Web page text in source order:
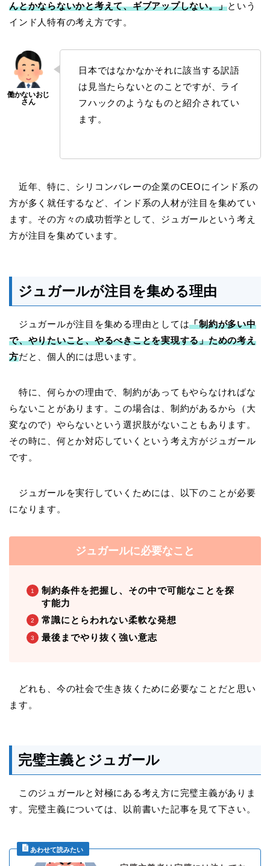
んとかならないかと考えて、ギブアップしない。」という
インド人特有の考え方です。
日本ではなかなかそれに該当する訳語
は見当たらないとのことですが、ライ
フハックのようなものと紹介されてい
ます。
近年、特に、シリコンバレーの企業のCEOにインド系の
方が多く就任するなど、インド系の人材が注目を集めてい
ます。その方々の成功哲学として、ジュガールという考え
方が注目を集めています。
ジュガールが注目を集める理由
ジュガールが注目を集める理由としては「制約が多い中
で、やりたいこと、やるべきことを実現する」ための考え
方だと、個人的には思います。
特に、何らかの理由で、制約があってもやらなければな
らないことがあります。この場合は、制約があるから（大
変なので）やらないという選択肢がないこともあります。
その時に、何とか対応していくという考え方がジュガール
です。
ジュガールを実行していくためには、以下のことが必要
になります。
ジュガールに必要なこと
制約条件を把握し、その中で可能なことを探
す能力
常識にとらわれない柔軟な発想
最後までやり抜く強い意志
どれも、今の社会で生き抜くために必要なことだと思い
ます。
完璧主義とジュガール
このジュガールと対極にある考え方に完璧主義がありま
す。完璧主義については、以前書いた記事を見て下さい。